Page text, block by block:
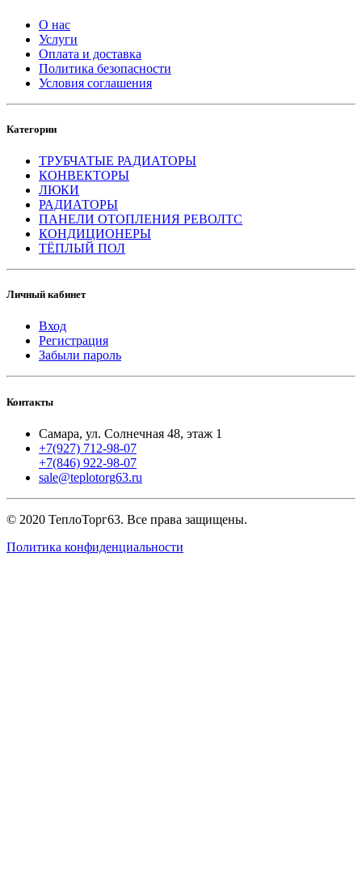
О нас
Услуги
Оплата и доставка
Политика безопасности
Условия соглашения
Категории
ТРУБЧАТЫЕ РАДИАТОРЫ
КОНВЕКТОРЫ
ЛЮКИ
РАДИАТОРЫ
ПАНЕЛИ ОТОПЛЕНИЯ РЕВОЛТС
КОНДИЦИОНЕРЫ
ТЁПЛЫЙ ПОЛ
Личный кабинет
Вход
Регистрация
Забыли пароль
Контакты
Самара, ул. Солнечная 48, этаж 1
+7(927) 712-98-07
+7(846) 922-98-07
sale@teplotorg63.ru
© 2020 ТеплоТорг63. Все права защищены.
Политика конфиденциальности